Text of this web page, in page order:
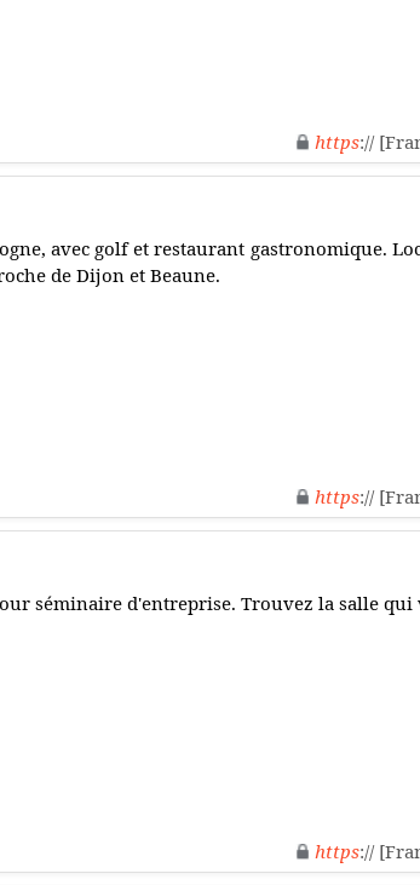
https://
avec golf et restaurant gastronomique.
de Dijon et Beaune.
https://
séminaire d'entreprise. Trouvez la salle qui
https://